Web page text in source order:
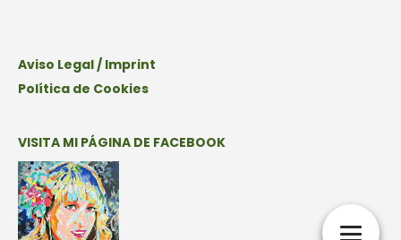
Aviso Legal / Imprint
Política de Cookies
VISITA MI PÁGINA DE FACEBOOK